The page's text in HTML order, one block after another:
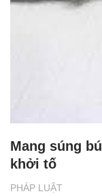
PHÁP LUẬT
Mang súng
khởi tố